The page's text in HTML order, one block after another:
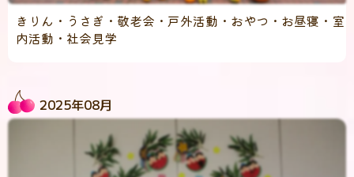
きりん・うさぎ・敬老会・戸外活動・おやつ・お昼寝・室
内活動・社会見学
2025年08月